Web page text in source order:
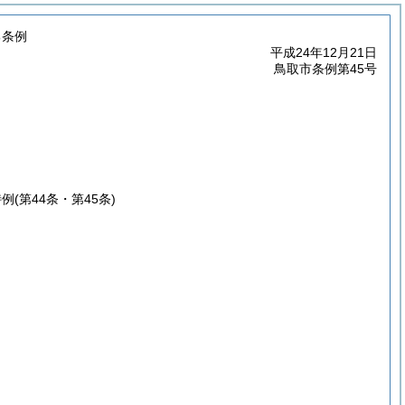
例
平成24年12月21日
鳥取市条例第45号
(第44条・第45条)